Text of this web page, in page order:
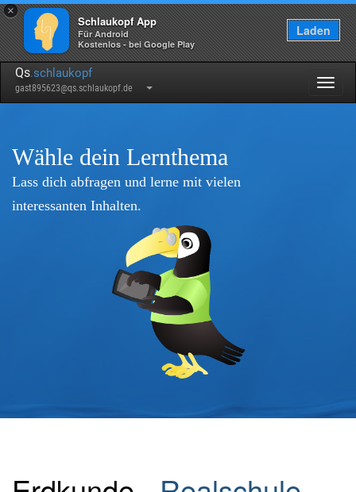
×
Schlaukopf App
Für Android
Kostenlos - bei Google Play
Laden
Qs.schlaukopf
gast895623@qs.schlaukopf.de
Wähle dein Lernthema
Lass dich abfragen und lerne mit vielen
interessanten Inhalten.